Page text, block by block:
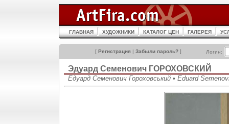
ГЛАВНАЯ ХУДОЖНИКИ КАТАЛОГ ЦЕН ГАЛЕРЕЯ
[ Регистрация | Забыли пароль? ] Логин:
Эдуард Семенович ГОРОХОВСКИЙ
Едуард Семенович Гороховський • Eduard